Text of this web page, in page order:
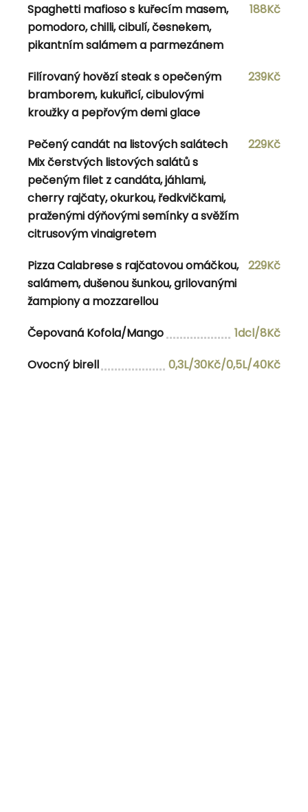
Hovězí flank steak s batátovým pyré cukrovými
lusky a omáčkou demi glace
Salát Caesar s kuřecím masem, ančovičkovým
dresinkem, slaninou, chlebovými krutóny a
parmazánem
199Kč
Čepovaná Kofola/Malina za zvýhodněnou
cenu
1dcl/8Kč
Ovocný birell 0,3L/30Kč/0,5L/40Kč
Previous PostPrevious 2.7.2025
Next PostNext 5.7.2025
Spaghetti mafioso s kuřecím masem,
pomodoro, chilli, cibulí, česnekem,
pikantním salámem a parmezánem
188Kč
Filírovaný hovězí steak s opečeným
bramborem, kukuřicí, cibulovými
kroužky a pepřovým demi glace
239Kč
Pečený candát na listových salátech
Mix čerstvých listových salátů s
pečeným filet z candáta, jáhlami,
cherry rajčaty, okurkou, ředkvičkami,
praženými dýňovými semínky a svěžím
citrusovým vinaigretem
229Kč
Pizza Calabrese s rajčatovou omáčkou,
salámem, dušenou šunkou, grilovanými
žampiony a mozzarellou
229Kč
Čepovaná Kofola/Mango
1dcl/8Kč
Ovocný birell
0,3L/30Kč/0,5L/40Kč